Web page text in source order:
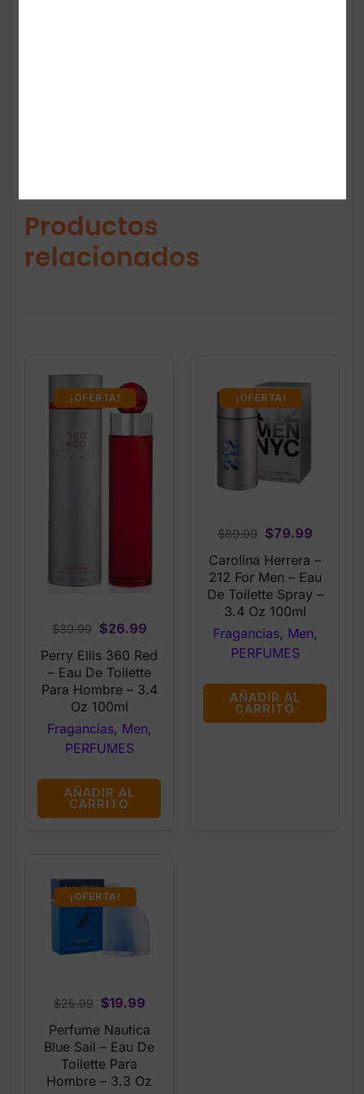
Productos
relacionados
¡OFERTA!
$39.99
Original
price
was:
$39.99.
$26.99Current
price
is:
$26.99.
Perry Ellis 360 Red
– Eau De Toilette
Para Hombre – 3.4
Oz 100ml
Fragancias, Men,
PERFUMES
AÑADIR AL
CARRITO
¡OFERTA!
$89.99
Original
price
was:
$89.99.
$79.99Current
is:
$79.99.
Carolina Herrera –
212 For Men – Eau
De Toilette Spray –
3.4 Oz 100ml
Fragancias, Men,
PERFUMES
AÑADIR AL
CARRITO
¡OFERTA!
$25.99
Original
price
was:
$25.99.
$19.99Current
is:
Perfume Nautica
Blue Sail – Eau De
Toilette Para
Hombre – 3.3 Oz